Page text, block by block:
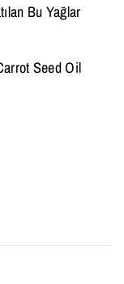
Bu Yağlar
Seed Oil